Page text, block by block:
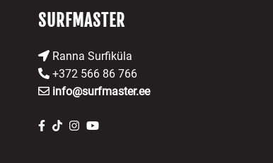
SURFMASTER
Ranna Surfiküla
+372 566 86 766
info@surfmaster.ee